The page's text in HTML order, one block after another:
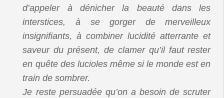
d’appeler à dénicher la beauté dans les
interstices, à se gorger de merveilleux
insignifiants, à combiner lucidité atterrante et
saveur du présent, de clamer qu’il faut rester
en quête des lucioles même si le monde est en
train de sombrer.
Je reste persuadée qu’on a besoin de scruter